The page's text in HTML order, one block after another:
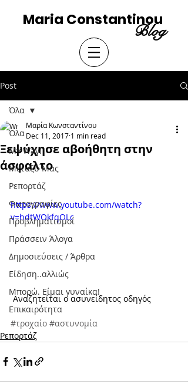
Maria Constantinou
Blog
Post
Όλα
My Way!
Μεταξύ Μας
Ρεπορτάζ
Φωτογραφίες
Προβληματισμοί
Πράσσειν Άλογα
Δημοσιεύσεις / Άρθρα
Είδηση..αλλιώς
Μπορώ. Είμαι γυναίκα!
Επικαιρότητα
Όλα
Ξεψύχησε αβοήθητη στην
άσφαλτο
Μαρία Κωνσταντίνου
Dec 11, 2017 1 min read
https://www.youtube.com/watch?
v=hdtWOkfqOLc
Αναζητείται ο ασυνείδητος οδηγός
#τροχαίο #αστυνομία
Ρεπορτάζ